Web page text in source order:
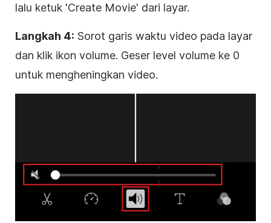
lalu ketuk 'Create Movie' dari layar.
Langkah 4: Sorot garis waktu video pada layar
dan klik ikon volume. Geser level volume ke 0
untuk mengheningkan video.